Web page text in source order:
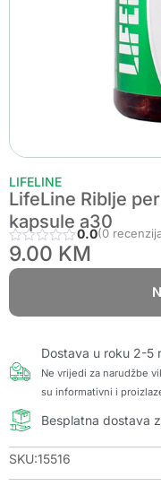
LIFELINE
LifeLine Riblje
kapsule a30
0.0(0
9.00 KM
Dostava u roku 2-5
Ne vrijedi za narudžbe
su informativni i
Besplatna dostava
SKU:15516